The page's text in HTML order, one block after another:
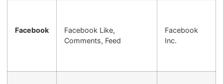
Facebook
Facebook Like,
Comments, Feed
Facebook
Inc.